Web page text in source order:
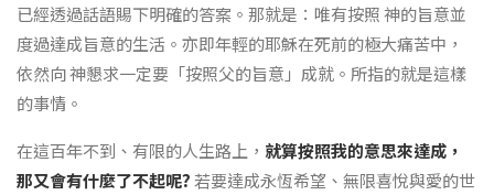
已經透過話語賜下明確的答案。那就是：唯有按照 神的旨意並
度過達成旨意的生活。亦即年輕的耶穌在死前的極大痛苦中，
依然向 神懇求一定要「按照父的旨意」成就。所指的就是這樣
的事情。
在這百年不到、有限的人生路上， 就算按照我的意思來達成，
那又會有什麼了不起呢?若要達成永恆希望、無限喜悅與愛的世